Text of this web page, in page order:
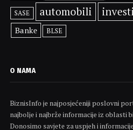
SASE automobili
Banke BLSE
O NAMA
BiznisInfo je najposjećeniji poslovni
najbolje i najbrže informacije iz oblasti
Donosimo savjete za uspjeh i